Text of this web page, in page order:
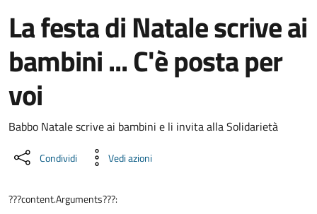
La festa di Natale scrive ai
bambini ... C'è posta per
voi
Dettaglio dell'evento
Babbo Natale scrive ai bambini e li invita alla Solidarietà
Condividi Vedi azioni
???content.Arguments???: